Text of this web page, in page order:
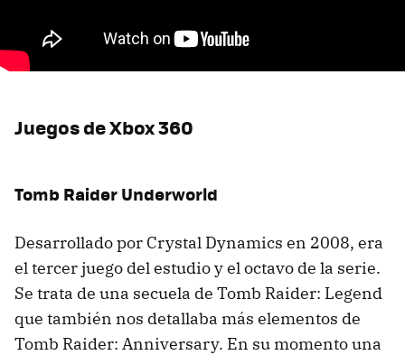
Juegos de Xbox 360
Tomb Raider Underworld
Desarrollado por Crystal Dynamics en 2008, era
el tercer juego del estudio y el octavo de la serie.
Se trata de una secuela de Tomb Raider: Legend
que también nos detallaba más elementos de
Tomb Raider: Anniversary. En su momento una